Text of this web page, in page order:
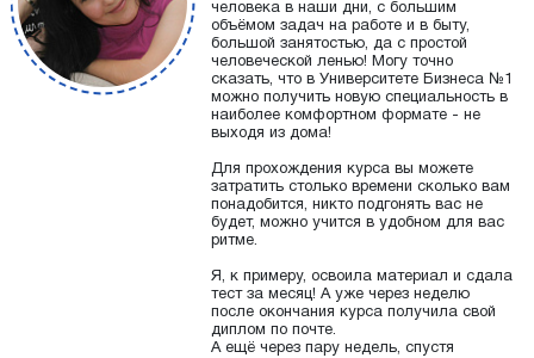
человека в наши дни, с большим
объёмом задач на работе и в быту,
большой занятостью, да с простой
человеческой ленью! Могу точно
сказать, что в Университете Бизнеса №1
можно получить новую специальность в
наиболее комфортном формате - не
выходя из дома!
Для прохождения курса вы можете
затратить столько времени сколько вам
понадобится, никто подгонять вас не
будет, можно учится в удобном для вас
ритме.
Я, к примеру, освоила материал и сдала
тест за месяц! А уже через неделю
после окончания курса получила свой
диплом по почте.
А ещё через пару недель, спустя